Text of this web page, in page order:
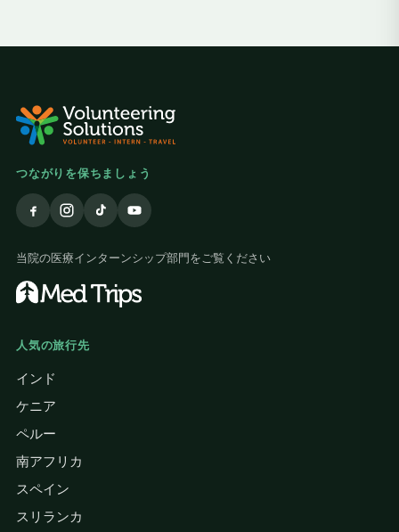
つながりを保ちましょう
当院の医療インターンシップ部門をご覧ください
人気の旅行先
インド
ケニア
ペルー
南アフリカ
スペイン
スリランカ